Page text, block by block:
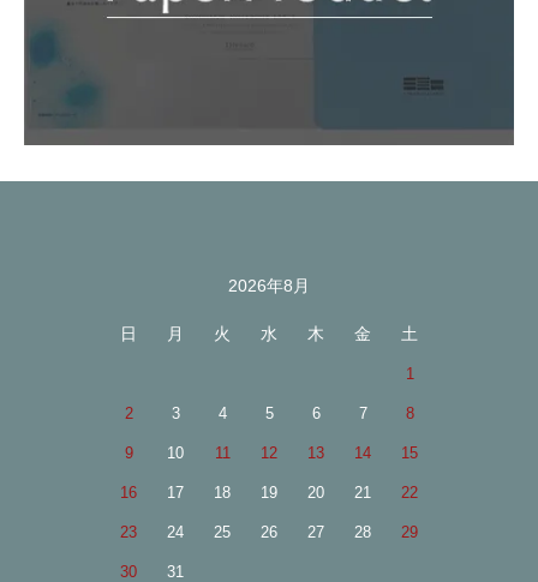
2026年8月
日 月 火 水 木 金 土
1
2 3 4 5 6 7 8
9 10 11 12 13 14 15
16 17 18 19 20 21 22
23 24 25 26 27 28 29
30 31